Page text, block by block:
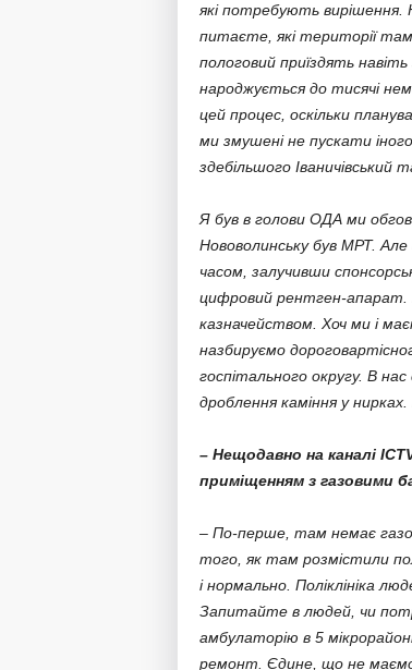
які потребують вирішення.
питаєте, які території
пологовий приїздять
народжується до тисячі
цей процес, оскільки
ми змушені не пускати
здебільшого Іваничівський
Я був в голови ОДА ми
Нововолинську був МРТ.
часом, залучивши
цифровий рентген-апарат.
казначейством. Хоч ми і
назбируємо
госпітального округу. В
дроблення каміння у нирках.
– Нещодавно на каналі
приміщенням з газовими
– По-перше, там немає
того, як там розмістили
і нормально. Поліклініка
Запитайте в людей, чи
амбулаторію в 5
ремонт. Єдине, що не маємо